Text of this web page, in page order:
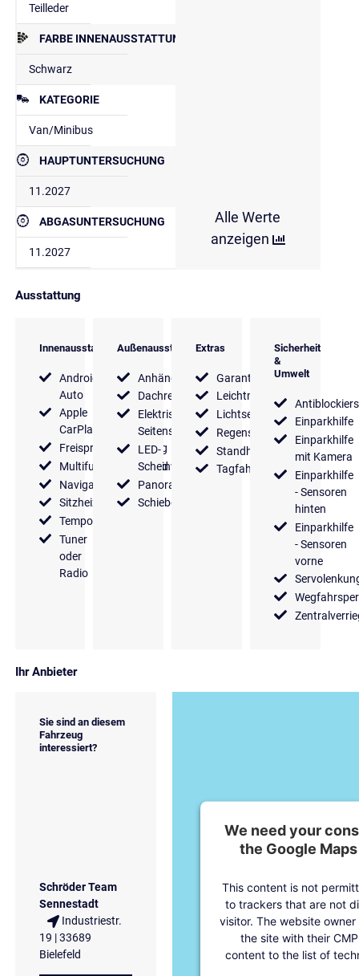
Teilleder
FARBE INNENAUSSTATTUNG
Schwarz
KATEGORIE
Van/Minibus
HAUPTUNTERSUCHUNG
11.2027
ABGASUNTERSUCHUNG
11.2027
Alle Werte
anzeigen
Ausstattung
Innenausstattung
Android
Auto
Apple
CarPlay
Freisprecheinrichtung
Multifunktionslenkrad
Navigationssystem
Sitzheizung
Tempomat
Tuner
oder
Radio
Außenausstattung
Anhängerkupplung
Dachreling
Elektrische
Seitenspiegel
LED-
Scheinwerfer
Panoramadach
Schiebetür
Extras
Garantie
Leichtmetallfelgen
Lichtsensor
Regensensor
Standheizung
Tagfahrlicht
Sicherheit
&
Umwelt
Einparkhilfe
Einparkhilfe
mit Kamera
Einparkhilfe
- Sensoren
hinten
Einparkhilfe
- Sensoren
vorne
Ihr Anbieter
Sie sind an diesem
Fahrzeug
interessiert?
Schröder Team
Sennestadt
Industriestr.
19 | 33689
Bielefeld
We need your
the Google
This content is not
to trackers that are not
visitor. The website
the site with their
content to the list of